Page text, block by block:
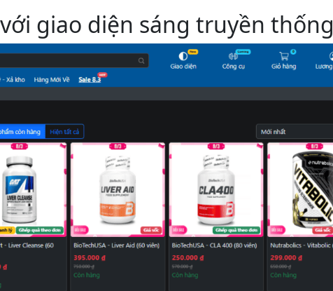
giao diện sáng truyền thống